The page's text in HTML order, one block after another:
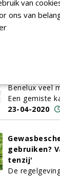
29-04-2020
van een
Benelux veel
Een gemiste
23-04-2020
gebruiken?
tenzij'
De
van
ons van